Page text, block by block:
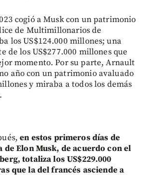
cogió a Musk con un patrimonio
de Multimillonarios de
los US$124.000 millones; una
de los US$277.000 millones que
momento. Por su parte, Arnault
año con un patrimonio avaluado
y miraba a todos los demás
en estos primeros días de
Elon Musk, de acuerdo con el
totaliza los US$229.000
que la del francés asciende a